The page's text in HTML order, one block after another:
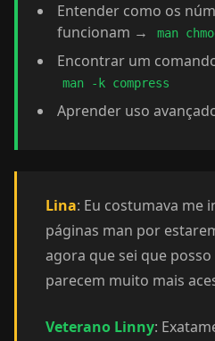
Entender como os
funcionam → man
Encontrar um
man -k compress
Aprender uso
Lina: Eu costumava me
páginas man por
agora que sei que
parecem muito mais
Veterano Linny: